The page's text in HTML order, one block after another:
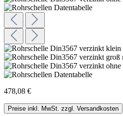
478,08 €
Preise inkl. MwSt. zzgl. Versandkosten